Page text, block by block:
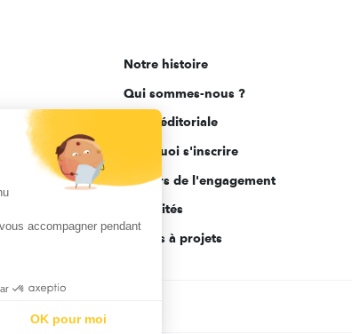
Notre histoire
Qui sommes-nous ?
Ligne éditoriale
Pourquoi s'inscrire
Acteurs de l'engagement
Actualités
Appels à projets
accompagner pendant
OK pour moi